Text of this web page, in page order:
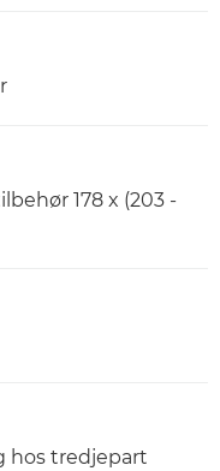
178 x (203 -
hos tredjepart